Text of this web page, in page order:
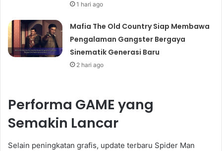
1 hari ago
Mafia The Old Country Siap Membawa
Pengalaman Gangster Bergaya
Sinematik Generasi Baru
2 hari ago
Performa GAME yang
Semakin Lancar
Selain peningkatan grafis, update terbaru Spider Man